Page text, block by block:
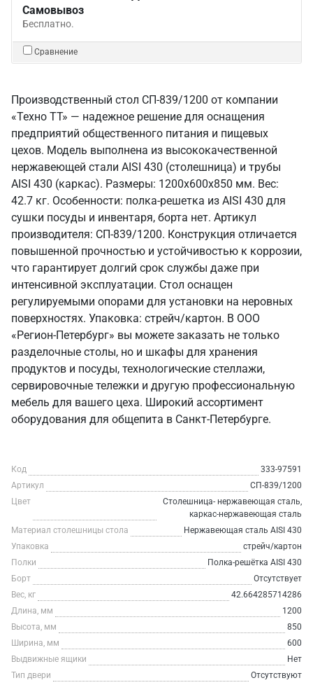
Самовывоз
Бесплатно.
Сравнение
Производственный стол СП-839/1200 от компании
«Техно ТТ» — надежное решение для оснащения
предприятий общественного питания и пищевых
цехов. Модель выполнена из высококачественной
нержавеющей стали AISI 430 (столешница) и трубы
AISI 430 (каркас). Размеры: 1200x600x850 мм. Вес:
42.7 кг. Особенности: полка-решетка из AISI 430 для
сушки посуды и инвентаря, борта нет. Артикул
производителя: СП-839/1200. Конструкция отличается
повышенной прочностью и устойчивостью к коррозии,
что гарантирует долгий срок службы даже при
интенсивной эксплуатации. Стол оснащен
регулируемыми опорами для установки на неровных
поверхностях. Упаковка: стрейч/картон. В ООО
«Регион-Петербург» вы можете заказать не только
разделочные столы, но и шкафы для хранения
продуктов и посуды, технологические стеллажи,
сервировочные тележки и другую профессиональную
мебель для вашего цеха. Широкий ассортимент
оборудования для общепита в Санкт‑Петербурге.
Код
333-97591
Артикул
СП-839/1200
Цвет
Столешница- нержавеющая сталь,
каркас-нержавеющая сталь
Материал столешницы стола
Нержавеющая сталь AISI 430
Упаковка
стрейч/картон
Полки
Полка-решётка AISI 430
Борт
Отсутствует
Вес, кг
42.664285714286
Длина, мм
1200
Высота, мм
850
Ширина, мм
600
Выдвижные ящики
Нет
Тип двери
Отсутствуют